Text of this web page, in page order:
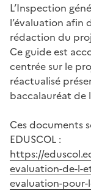
L’Inspection
l’évaluation afin
rédaction du
Ce guide est
centrée sur le
réactualisé
baccalauréat de
Ces documents
EDUSCOL :
https://
evaluation-de-l-
evaluation-